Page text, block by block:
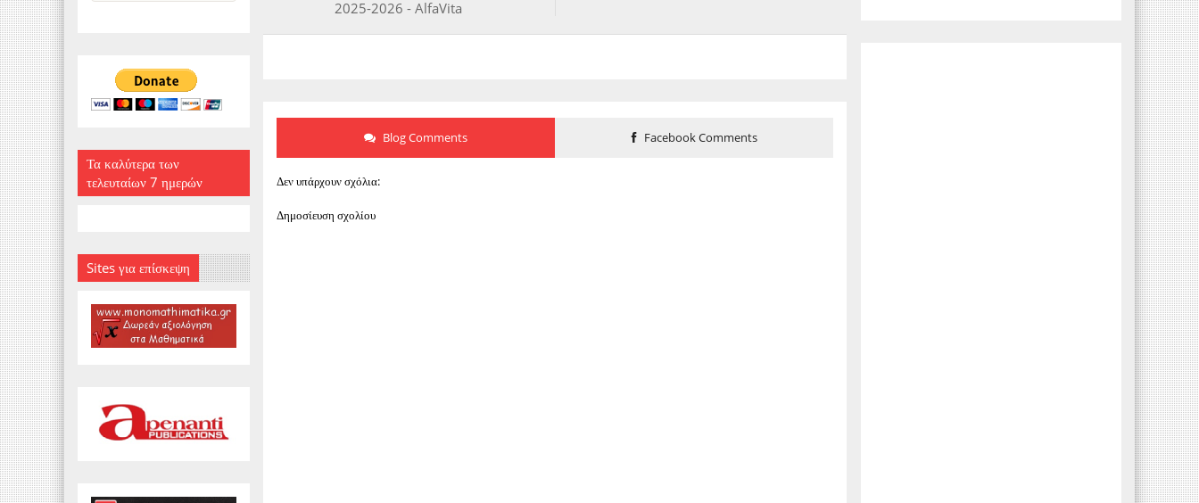
Τα καλύτερα των
τελευταίων 7 ημερών
Sites για επίσκεψη
2025-2026 - AlfaVita
Blog Comments Facebook Comments
Δεν υπάρχουν σχόλια:
Δημοσίευση σχολίου